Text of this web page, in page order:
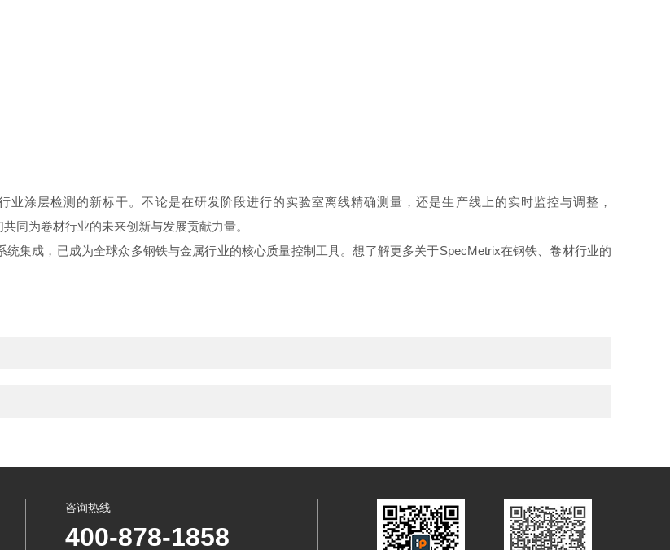
业涂层检测的新标干。不论是在研发阶段进行的实验室离线精确测量，还是生产线上的实时监控与调整，
同为卷材行业的未来创新与发展贡献力量。
集成，已成为全球众多钢铁与金属行业的核心质量控制工具。想了解更多关于SpecMetrix在钢铁、卷材行业的
咨询热线
400-878-1858